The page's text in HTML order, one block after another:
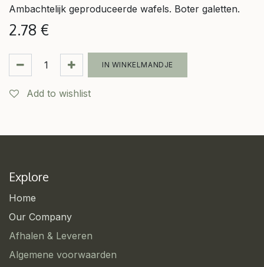
Ambachtelijk geproduceerde wafels. Boter galetten.
2.78 €
IN WINKELMANDJE
Add to wishlist
Explore
Home
Our Company
Afhalen & Leveren
Algemene voorwaarden